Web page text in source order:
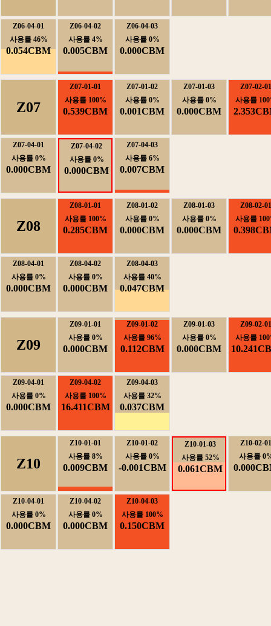
Z06-04-01
사용률46%
0.054CBM
Z06-04-02
사용률4%
0.005CBM
Z06-04-03
사용률0%
0.000CBM
Z07
Z07-01-01
사용률100%
0.539CBM
Z07-01-02
사용률0%
0.001CBM
Z07-01-03
사용률0%
0.000CBM
Z07-02-01
사용률
Z07-04-01
사용률0%
0.000CBM
Z07-04-02
사용률0%
0.000CBM
Z07-04-03
사용률6%
0.007CBM
Z08
Z08-01-01
사용률100%
0.285CBM
Z08-01-02
사용률0%
0.000CBM
Z08-01-03
사용률0%
0.000CBM
Z08-02-01
사용률
Z08-04-01
사용률0%
0.000CBM
Z08-04-02
사용률0%
0.000CBM
Z08-04-03
사용률40%
0.047CBM
Z09
Z09-01-01
사용률0%
0.000CBM
Z09-01-02
사용률96%
0.112CBM
Z09-01-03
사용률0%
0.000CBM
Z09-02-01
사용률
Z09-04-01
사용률0%
0.000CBM
Z09-04-02
사용률100%
16.411CBM
Z09-04-03
사용률32%
0.037CBM
Z10
Z10-01-01
사용률8%
0.009CBM
Z10-01-02
사용률0%
-0.001CBM
Z10-01-03
사용률52%
0.061CBM
Z10-02-01
사용률
Z10-04-01
사용률0%
0.000CBM
Z10-04-02
사용률0%
0.000CBM
Z10-04-03
사용률100%
0.150CBM